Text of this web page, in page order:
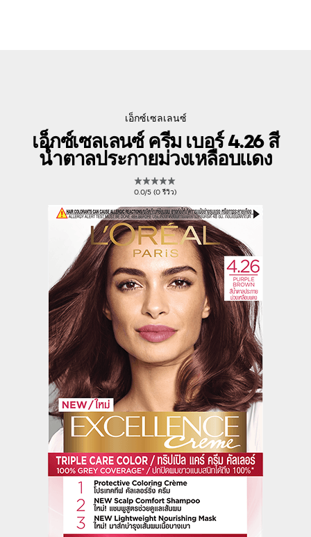
เอ็กซ์เซลเลนซ์
เอ็กซ์เซลเลนซ์ ครีม เบอร์ 4.26 สี
น้ำตาลประกายม่วงเหลือบแดง
0.0/5 (0 รีวิว)